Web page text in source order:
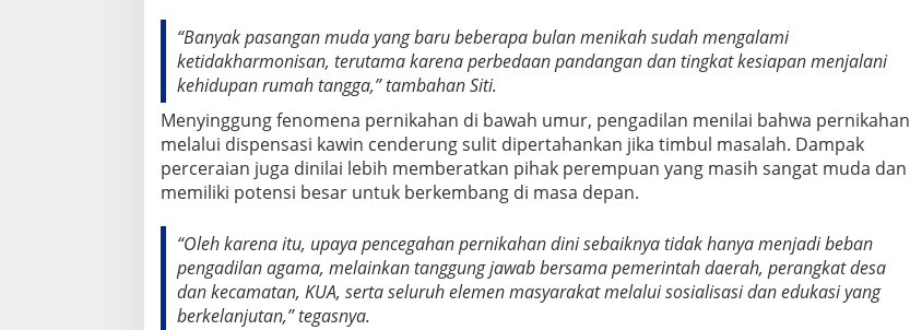
i
n
g
a
t
d
i
T
h
u
n
2
0
“Banyak pasangan muda yang baru beberapa bulan menikah sudah mengalami
ketidakharmonisan, terutama karena perbedaan pandangan dan tingkat kesiapan menjalani
kehidupan rumah tangga,” tambahan Siti.
Menyinggung fenomena pernikahan di bawah umur, pengadilan menilai bahwa pernikahan
melalui dispensasi kawin cenderung sulit dipertahankan jika timbul masalah. Dampak
perceraian juga dinilai lebih memberatkan pihak perempuan yang masih sangat muda dan
memiliki potensi besar untuk berkembang di masa depan.
“Oleh karena itu, upaya pencegahan pernikahan dini sebaiknya tidak hanya menjadi beban
pengadilan agama, melainkan tanggung jawab bersama pemerintah daerah, perangkat desa
dan kecamatan, KUA, serta seluruh elemen masyarakat melalui sosialisasi dan edukasi yang
berkelanjutan,” tegasnya.